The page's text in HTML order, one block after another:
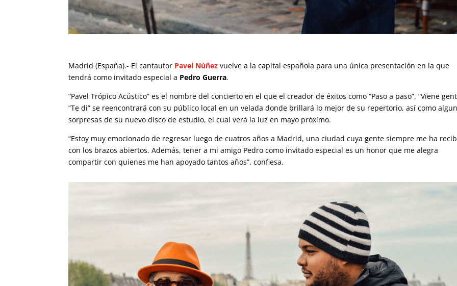
Madrid (España).- El cantautor Pavel Núñez vuelve a la capital española para una única presentación en la que
tendrá como invitado especial a Pedro Guerra.
“Pavel Trópico Acústico” es el nombre del concierto en el que el creador de éxitos como “Paso a paso”, “Viene
“Te di” se reencontrará con su público local en un velada donde brillará lo mejor de su repertorio, así como
sorpresas de su nuevo disco de estudio, el cual verá la luz en mayo próximo.
“Estoy muy emocionado de regresar luego de cuatros años a Madrid, una ciudad cuya gente siempre me ha
con los brazos abiertos. Además, tener a mi amigo Pedro como invitado especial es un honor que me alegra
compartir con quienes me han apoyado tantos años”, confiesa.